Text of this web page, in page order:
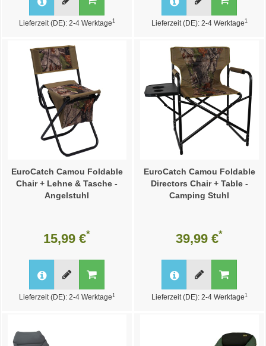
Lieferzeit (DE): 2-4 Werktage1 Lieferzeit (DE): 2-4 Werktage1
EuroCatch Camou Foldable
Chair + Lehne & Tasche -
Angelstuhl
15,99 €*
Lieferzeit (DE): 2-4 Werktage 1
EuroCatch Camou Foldable
Directors Chair + Table -
Camping Stuhl
39,99 €*
Lieferzeit (DE): 2-4 Werktage 1